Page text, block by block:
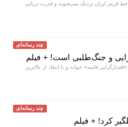
خط قرمز ایران نزدیک نمی‌شوند و قدرت دریایی
چند رسانه‌ای
و جنگ‌طلبی است! + فیلم
فاسد» خواند و با انتقاد از بالاترین
چند رسانه‌ای
کرد! + فیلم